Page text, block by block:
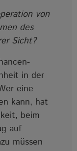
von
des
Sicht?
in der
eine
kann, hat
beim
auf
müssen